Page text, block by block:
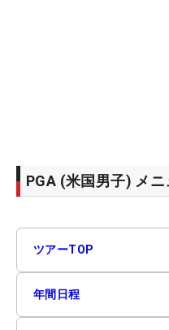
PGA (米国男子) メニ
ツアーTOP
年間日程